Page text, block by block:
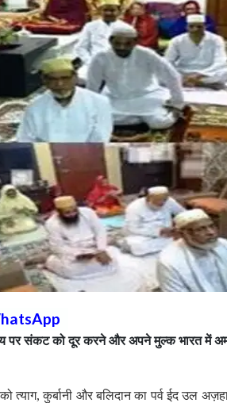
पर संकट को दूर करने और अपने मुल्क भारत में
कुर्बानी और बलिदान का पर्व ईद उल अज़हा